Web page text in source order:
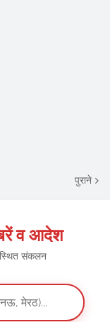
पुराने
व आदेश
संकलन